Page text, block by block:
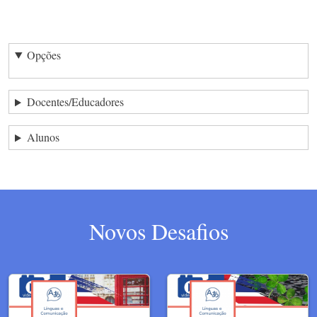
Opções
Docentes/Educadores
Alunos
Novos Desafios